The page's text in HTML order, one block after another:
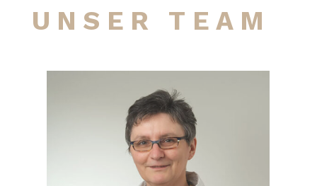
UNSER TEAM